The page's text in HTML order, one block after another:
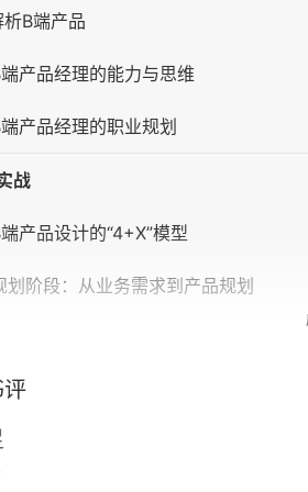
析B端产品
产品经理的能力与思维
产品经理的职业规划
战
产品设计的“4+X”模型
划阶段：从业务需求到产品规划
阶段：产品落地
阶段：新历程